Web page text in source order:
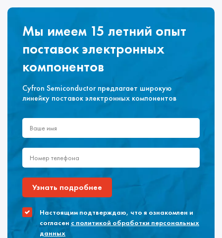
Мы имеем 15 летний опыт
поставок электронных
компонентов
Cyfron Semiconductor предлагает широкую
линейку поставок электронных компонентов
Узнать подробнее
Настоящим подтверждаю, что я ознакомлен и
согласен с политикой обработки персональных
данных